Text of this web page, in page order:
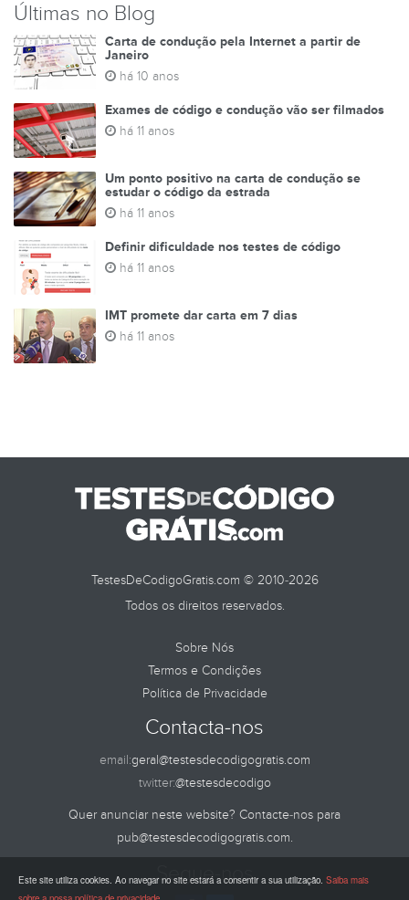
Últimas no Blog
Carta de condução pela Internet a partir de
Janeiro
há 10 anos
Exames de código e condução vão ser filmados
há 11 anos
Um ponto positivo na carta de condução se
estudar o código da estrada
há 11 anos
Definir dificuldade nos testes de código
há 11 anos
IMT promete dar carta em 7 dias
há 11 anos
TestesDeCodigoGratis.com © 2010-2026
Todos os direitos reservados.
Sobre Nós
Termos e Condições
Política de Privacidade
Contacta-nos
email:geral@testesdecodigogratis.com
twitter:@testesdecodigo
Quer anunciar neste website? Contacte-nos para
pub@testesdecodigogratis.com.
Segue-nos
Este site utiliza cookies. Ao navegar no site estará a consentir a sua utilização. Saiba mais